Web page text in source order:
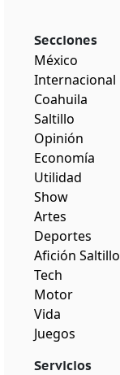
Secciones
México
Internacional
Coahuila
Saltillo
Opinión
Economía
Utilidad
Show
Artes
Deportes
Afición Saltillo
Tech
Motor
Vida
Juegos
Servicios